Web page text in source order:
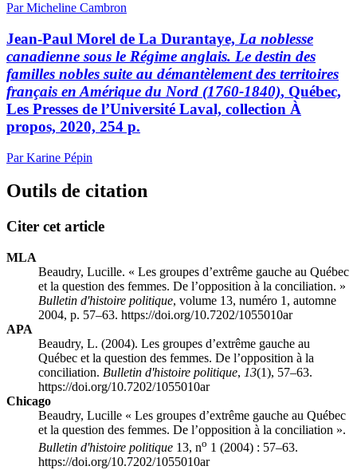
Par Micheline Cambron
Jean-Paul Morel de La Durantaye, La noblesse
canadienne sous le Régime anglais. Le destin des
familles nobles suite au démantèlement des territoires
français en Amérique du Nord (1760-1840), Québec,
Les Presses de l’Université Laval, collection À
propos, 2020, 254 p.
Par Karine Pépin
Outils de citation
Citer cet article
MLA
Beaudry, Lucille. « Les groupes d’extrême gauche au Québec
et la question des femmes. De l’opposition à la conciliation. »
Bulletin d'histoire politique, volume 13, numéro 1, automne
2004, p. 57–63. https://doi.org/10.7202/1055010ar
APA
Beaudry, L. (2004). Les groupes d’extrême gauche au
Québec et la question des femmes. De l’opposition à la
conciliation. Bulletin d'histoire politique, 13(1), 57–63.
https://doi.org/10.7202/1055010ar
Chicago
Beaudry, Lucille « Les groupes d’extrême gauche au Québec
et la question des femmes. De l’opposition à la conciliation ».
Bulletin d'histoire politique 13, no 1 (2004) : 57–63.
https://doi.org/10.7202/1055010ar